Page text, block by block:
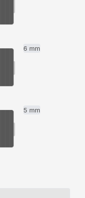
6 mm
5 mm